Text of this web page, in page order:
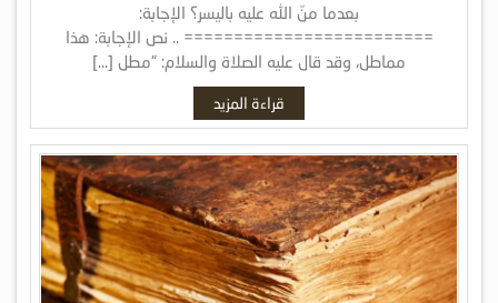
بعدما منّ الله عليه باليسر؟ الإجابة:
========================= .. نص الإجابة: هذا
مماطل، وقد قال عليه الصلاة والسلام: “مطل […]
قراءة المزيد